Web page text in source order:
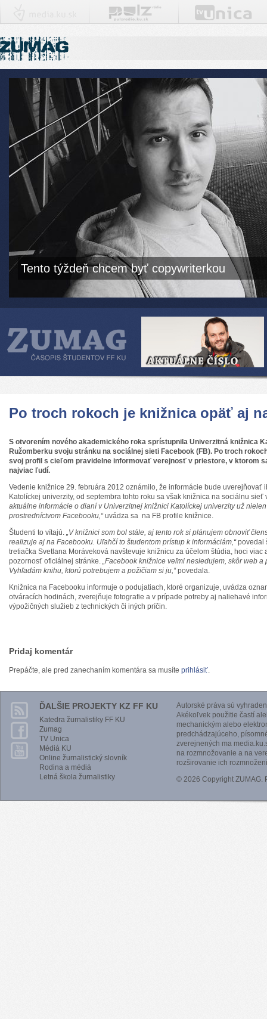
Tento týždeň chcem byť copywriterkou
Po troch rokoch je knižnica opäť aj
S otvorením nového akademického roka sprístupnila Univerzitná knižnica
Ružomberku svoju stránku na sociálnej sieti Facebook (FB). Po troch
svoj profil s cieľom pravidelne informovať verejnosť v priestore, v ktorom
najviac ľudí.
Vedenie knižnice 29. februára 2012 oznámilo, že informácie bude uverejňovať
Katolíckej univerzity, od septembra tohto roku sa však knižnica na sociálnu sieť
aktuálne informácie o dianí v Univerzitnej knižnici Katolíckej univerzity už
prostredníctvom Facebooku,“uvádza sa na FB profile knižnice.
Študenti to vítajú. „V knižnici som bol stále, aj tento rok si plánujem obnoviť
realizuje aj na Facebooku. Uľahčí to študentom prístup k informáciám,“povedal
tretiačka Svetlana Moráveková navštevuje knižnicu za účelom štúdia, hoci viac
pozornosť oficiálnej stránke. „Facebook knižnice veľmi nesledujem, skôr web
Vyhľadám knihu, ktorú potrebujem a požičiam si ju,“povedala.
Knižnica na Facebooku informuje o podujatiach, ktoré organizuje, uvádza
otváracích hodinách, zverejňuje fotografie a v prípade potreby aj naliehavé
výpožičných služieb z technických či iných príčin.
Pridaj komentár
Prepáčte, ale pred zanechaním komentára sa musíte prihlásiť.
ĎALŠIE PROJEKTY KZ FF KU
Katedra žurnalistiky FF KU
Zumag
TV Unica
Médiá KU
Online žurnalistický slovník
Rodina a médiá
Letná škola žurnalistiky
Autorské práva sú
Akékoľvek použitie častí
mechanickým alebo
predchádzajúceho,
zverejnených ma
na rozmnožovanie a na
rozširovanie ich
© 2026 Copyright ZUMAG.